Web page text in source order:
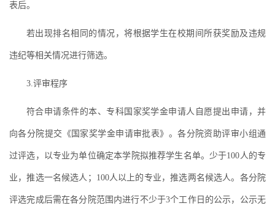
表后。
若出现排名相同的情况，将根据学生在校期间所获奖励及违规
违纪等相关情况进行筛选。
3.评审程序
符合申请条件的本、专科国家奖学金申请人自愿提出申请，并
向各分院提交《国家奖学金申请审批表》。各分院资助评审小组通
过评选，以专业为单位确定本学院拟推荐学生名单。少于100人的专
业，推选一名候选人；100人以上的专业，推选两名候选人。各分院
评选完成后需在各分院范围内进行不少于3个工作日的公示，公示无